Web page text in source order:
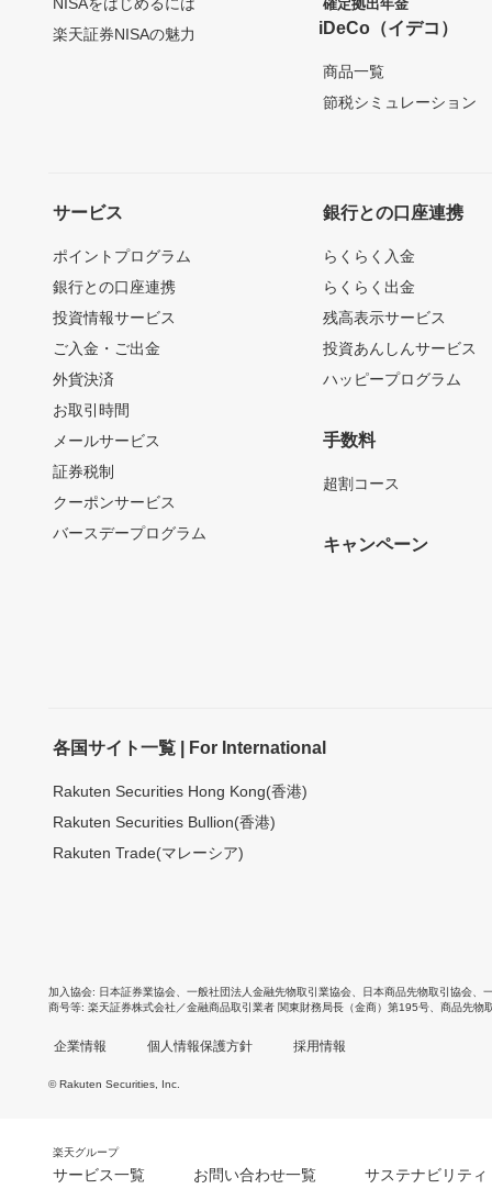
楽天証券NISAの魅力
確定拠出年金
iDeCo（イデコ）
商品一覧
節税シミュレーション
サービス
ポイントプログラム
銀行との口座連携
投資情報サービス
ご入金・ご出金
外貨決済
お取引時間
メールサービス
証券税制
クーポンサービス
バースデープログラム
銀行との口座連携
らくらく入金
らくらく出金
残高表示サービス
投資あんしんサービス
ハッピープログラム
手数料
超割コース
キャンペーン
各国サイト一覧 | For International
Rakuten Securities Hong Kong(香港)
Rakuten Securities Bullion(香港)
Rakuten Trade(マレーシア)
加入協会 日本証券業協会 一般社団法人金融先物取引業協会 日本商品先物取引協会
商号等 楽天証券株式会社／金融商品取引業者 関東財務局長（金商）第195号、商品先物
企業情報 個人情報保護方針 採用情報
© Rakuten Securities, Inc.
楽天グループ
サービス一覧 お問い合わせ一覧 サステナビリティ